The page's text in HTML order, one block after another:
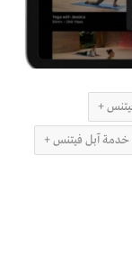
+
آبل فيتنس +